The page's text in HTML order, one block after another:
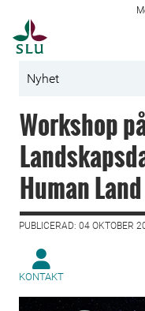
Nyhet
Workshop
Human
PUBLICERAD: 04 OKTOBER
KONTAKT